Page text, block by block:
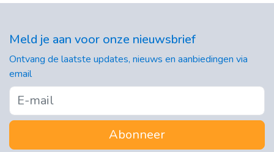
Meld je aan voor onze nieuwsbrief
Ontvang de laatste updates, nieuws en aanbiedingen via
email
Abonneer